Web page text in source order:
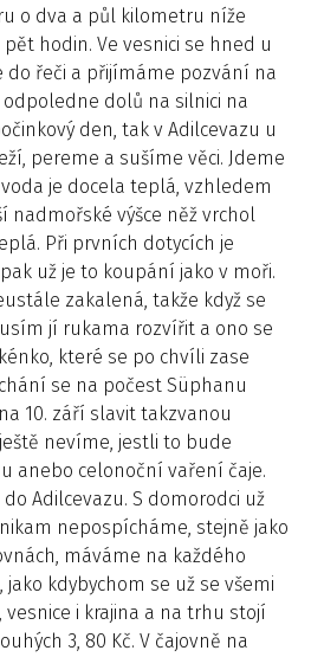
o dva a půl kilometru níže
hodin. Ve vesnici se hned u
řeči a přijímáme pozvání na
odpoledne dolů na silnici na
den, tak v Adilcevazu u
pereme a sušíme věci. Jdeme
je docela teplá, vzhledem
nadmořské výšce něž vrchol
Při prvních dotycích je
už je to koupání jako v moři.
zakalená, takže když se
jí rukama rozvířit a ono se
které se po chvíli zase
se na počest Süphanu
10. září slavit takzvanou
nevíme, jestli to bude
anebo celonoční vaření čaje.
Adilcevazu. S domorodci už
nepospícháme, stejně jako
máváme na každého
kdybychom se už se všemi
i krajina a na trhu stojí
3, 80 Kč. V čajovně na